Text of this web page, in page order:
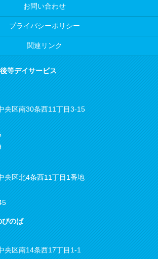
お問い合わせ
プライバシーポリシー
関連リンク
等デイサービス
央区南30条西11丁目3-15
央区北4条西11丁目1番地
びのば
央区南14条西17丁目1-1